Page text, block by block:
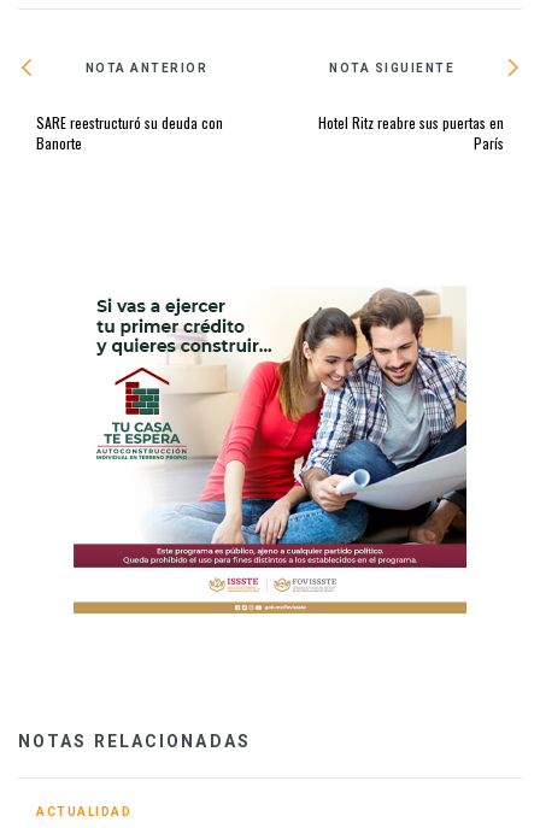
NOTA ANTERIOR
SARE reestructuró su deuda con
Banorte
NOTA SIGUIENTE
Hotel Ritz reabre sus puertas en
París
NOTAS RELACIONADAS
ACTUALIDAD